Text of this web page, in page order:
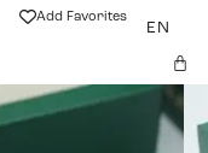
Add Favorites
EN